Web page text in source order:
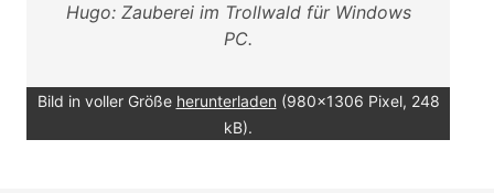
Hugo: Zauberei im Trollwald für Windows
PC.
Bild in voller Größe herunterladen (980x1306 Pixel, 248
kB).